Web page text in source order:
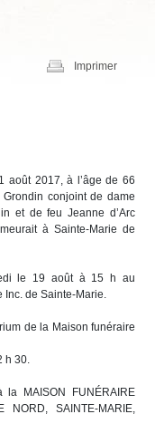
Imprimer
août 2017, à l’âge de 66
conjoint de dame
et de feu Jeanne d’Arc
à Sainte-Marie de
le 19 août à 15 h au
Inc. de Sainte-Marie.
de la Maison funéraire
h 30.
MAISON FUNÉRAIRE
NORD, SAINTE-MARIE,